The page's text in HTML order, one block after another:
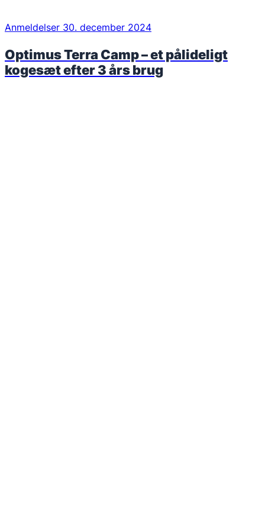
Anmeldelser 30. december 2024
Optimus Terra Camp – et pålideligt
kogesæt efter 3 års brug